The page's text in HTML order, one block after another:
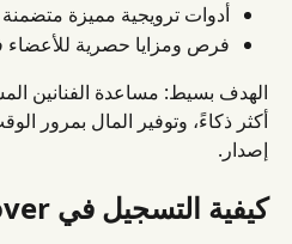
أدوات ترويجية مميزة متضمنة
فرص ومزايا حصرية
الهدف بسيط: مساعدة الفنانين
أكثر ذكاءً، وتوفير المال بمرور
إصدار.
كيفية التسجيل في Groover+